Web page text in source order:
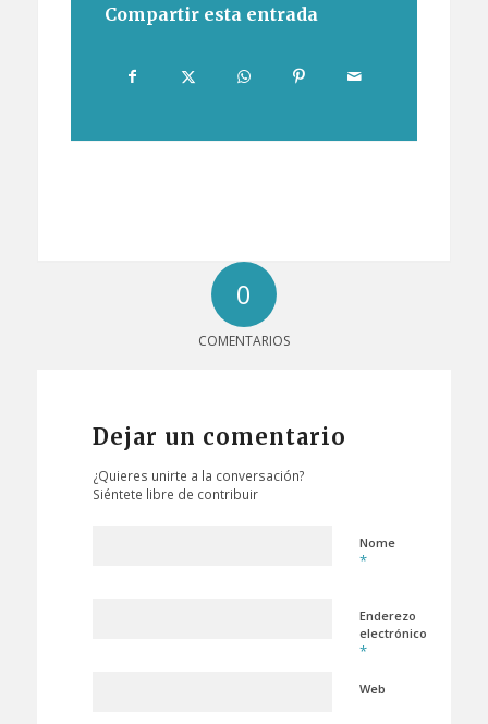
Compartir esta entrada
0
COMENTARIOS
Dejar un comentario
¿Quieres unirte a la conversación?
Siéntete libre de contribuir
Nome
*
Enderezo
electrónico
*
Web